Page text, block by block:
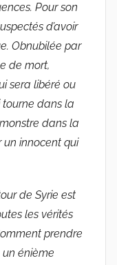
Pour son
d’avoir
Obnubilée par
de mort,
sera libéré ou
tourne dans la
dans la
un innocent qui
de Syrie est
les vérités
prendre
un énième